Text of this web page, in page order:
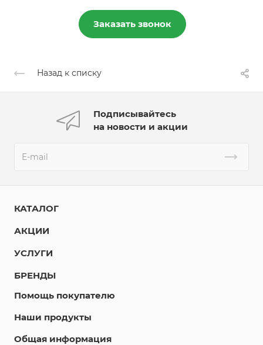
Заказать звонок
Назад к списку
Подписывайтесь
на новости и акции
КАТАЛОГ
АКЦИИ
УСЛУГИ
БРЕНДЫ
Помощь покупателю
Наши продукты
Общая информация